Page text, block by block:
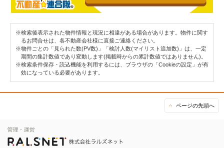
※検索後表示された物件情報と現況に相違がある場合があります。物件に関す
るお問合せは、各不動産会社様に直接ご連絡ください。
※物件ごとの「見られた数(PV数)」「検討人数(マイリスト追加数)」は、一定
期間の集計数値であり変動します(掲載時からの累計数値ではありません)。
※検索条件保存・読込機能を利用するには、ブラウザの「Cookieの設定」が有
効になっている必要があります。
ページの先頭へ